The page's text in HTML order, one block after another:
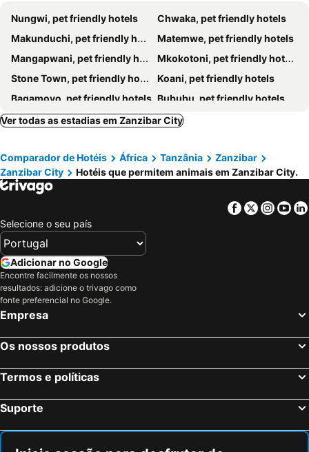
Papaya Guest House Nungwi
Hekaya Zanzibar
Z-lodge Zanzibar
Tropicana Kendwa Beach Hotel
Safira Blu Luxury Resort & Villas
Shamba Village
Ndame Beach Lodge
Uzuri Boutique Hotel
Imani Beach Villa
Pakachi Beach
Matemwe Retreat
Zan View
Nungwi Ocean View
Lovers Private villa in Mbweni
Z Ocean Kihinani
Nungwi, pet friendly hotels
Chwaka, pet friendly hotels
Makunduchi, pet friendly hotels
Matemwe, pet friendly hotels
Mangapwani, pet friendly hotels
Mkokotoni, pet friendly hotels
Stone Town, pet friendly hotels
Koani, pet friendly hotels
Bagamoyo, pet friendly hotels Bububu, pet friendly hotels
Ver todas as estadias em Zanzibar City
Comparador de Hotéis África Tanzânia
Zanzibar
Zanzibar City
Hotéis que permitem animais em Zanzibar City.
Facebook
Twitter
Selecione o seu país
Adicionar no Google
Encontre facilmente os nossos
resultados: adicione o trivago como
fonte preferencial no Google.
Empresa
Os nossos produtos
Termos e políticas
Suporte